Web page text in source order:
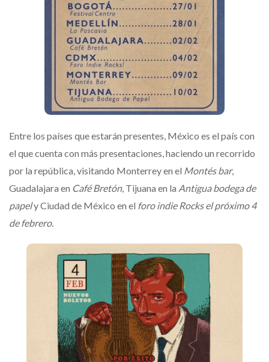
Entre los países que estarán presentes, México es el país con
el que cuenta con más presentaciones, haciendo un recorrido
por la república, visitando Monterrey en el Montés bar,
Guadalajara en Café Bretón, Tijuana en la Antigua bodega de
papely Ciudad de México en el foro indie Rocks el próximo 4
de febrero.